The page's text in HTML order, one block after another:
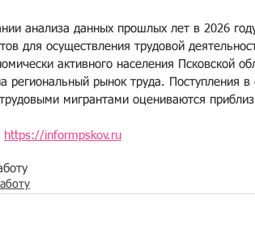
анализа данных прошлых лет в 2026
для осуществления трудовой
активного населения Псковской
региональный рынок труда. Поступления
мигрантами оцениваются
https://informpskov.ru